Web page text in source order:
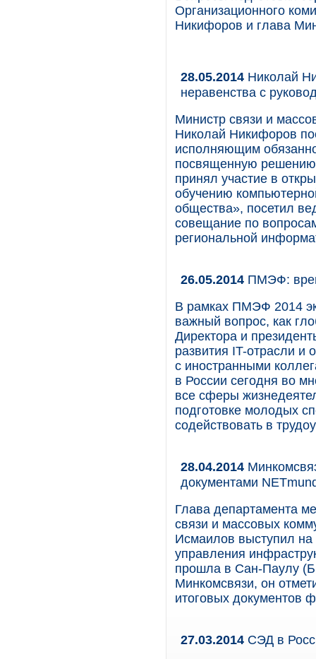
Организационного
Никифоров и глава
28.05.2014 Николай
неравенства с
Министр связи и
Николай Никифоров
исполняющим
посвященную решению
принял участие в
обучению
общества», посетил
совещание по
региональной
26.05.2014 ПМЭФ:
В рамках ПМЭФ 2014
важный вопрос, как
Директора и
развития IT-отрасли и
с иностранными
в России сегодня во
все сферы
подготовке молодых
содействовать в
28.04.2014
документами
Глава департамента
связи и массовых
Исмаилов выступил на
управления
прошла в Сан-Паулу
Минкомсвязи, он
итоговых документов
27.03.2014 СЭД в